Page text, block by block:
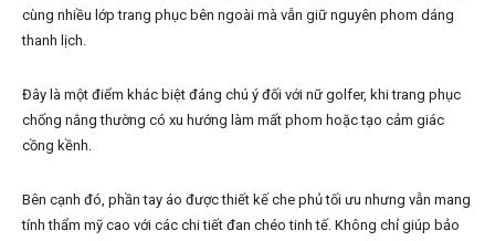
cùng nhiều lớp trang phục bên ngoài mà vẫn giữ nguyên phom dáng
thanh lịch.
Đây là một điểm khác biệt đáng chú ý đối với nữ golfer, khi trang phục
chống nắng thường có xu hướng làm mất phom hoặc tạo cảm giác
cồng kềnh.
Bên cạnh đó, phần tay áo được thiết kế che phủ tối ưu nhưng vẫn mang
tính thẩm mỹ cao với các chi tiết đan chéo tinh tế. Không chỉ giúp bảo